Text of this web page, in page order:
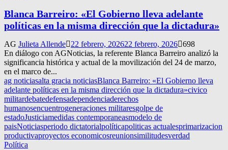
Blanca Barreiro: «El Gobierno lleva adelante
políticas en la misma dirección que la dictadura»
AG Julieta Allende 22 febrero, 202622 febrero, 2026 698
En diálogo con AGNoticias, la referente Blanca Barreiro analizó la
significancia histórica y actual de la movilización del 24 de marzo,
en el marco de...
ag noticiasalta gracia noticiasBlanca Barreiro: «El Gobierno lleva
adelante políticas en la misma dirección que la dictadura»civico
militardebatedefensadependenciaderechos
humanosencuentrogeneraciones militaresgolpe de
estadoJusticiamedidas contemporaneasmodelo de
paisNoticiasperiodo dictatorialpolíticapoliticas actualesprimarizacion
productivaproyectos economicosreunionsimilitudesverdad
Política